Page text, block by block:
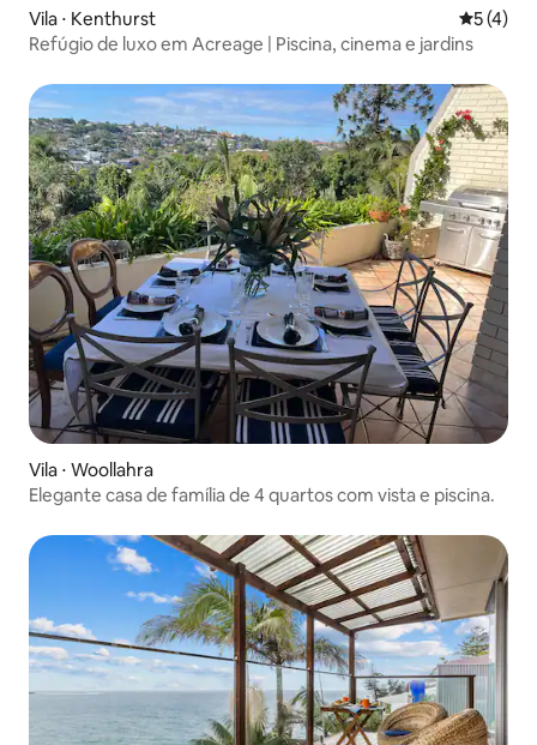
Vila ⋅ Kenthurst 5 de
5 (4)
Refúgio de luxo em Acreage | Piscina, cinema e jardins
Vila ⋅ Woollahra
Elegante casa de família de 4 quartos com vista e piscina.